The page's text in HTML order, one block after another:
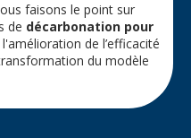
faisons le point sur
de décarbonation pour
l'amélioration de l’efficacité
du modèle